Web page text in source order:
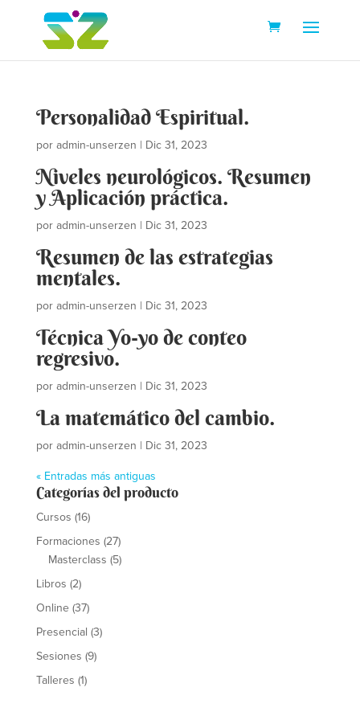
Personalidad Espiritual.
por admin-unserzen | Dic 31, 2023
Niveles neurológicos. Resumen
y Aplicación práctica.
por admin-unserzen | Dic 31, 2023
Resumen de las estrategias
mentales.
por admin-unserzen | Dic 31, 2023
Técnica Yo-yo de conteo
regresivo.
por admin-unserzen | Dic 31, 2023
La matemático del cambio.
por admin-unserzen | Dic 31, 2023
« Entradas más antiguas
Categorías del producto
Cursos (16)
Formaciones (27)
Masterclass (5)
Libros (2)
Online (37)
Presencial (3)
Sesiones (9)
Talleres (1)